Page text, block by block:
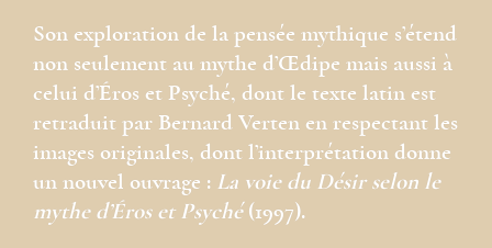
Son exploration de la pensée mythique s’étend
non seulement au mythe d’Œdipe mais aussi à
celui d’Éros et Psyché, dont le texte latin est
retraduit par Bernard Verten en respectant les
images originales, dont l’interprétation donne
un nouvel ouvrage : La voie du Désir selon le
mythe d’Éros et Psyché(1997).